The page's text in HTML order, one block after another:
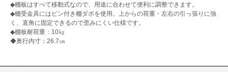
◆棚板はすべて移動式なので、用途に合わせて便利に調整できます。
◆棚受金具にはピン付き棚ダボを使用。上からの荷重・左右の引っ張りに強
く、直角に固定できるので歪みにくい仕様です。
◆棚板耐荷重：10㎏
◆奥行内寸：26.7㎝